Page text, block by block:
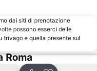
Giovanni
- San Pietro - Musei Vaticani Metro Station
di Stigliano
dai siti di prenotazione
possono esserci delle
trivago e quella presente sul
Roma